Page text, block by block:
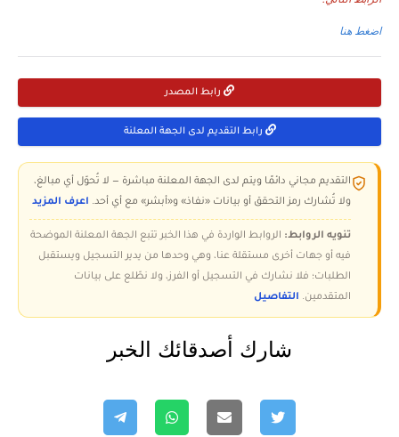
اضغط هنا
رابط المصدر
رابط التقديم لدى الجهة المعلنة
التقديم مجاني دائمًا ويتم لدى الجهة المعلنة مباشرة — لا تُحوّل أي مبالغ،
ولا تُشارك رمز التحقق أو بيانات «نفاذ» و«أبشر» مع أي أحد. اعرف المزيد
تنويه الروابط: الروابط الواردة في هذا الخبر تتبع الجهة المعلنة الموضحة
فيه أو جهات أخرى مستقلة عنا، وهي وحدها من يدير التسجيل ويستقبل
الطلبات؛ فلا نشارك في التسجيل أو الفرز، ولا نطّلع على بيانات
المتقدمين. التفاصيل
شارك أصدقائك الخبر